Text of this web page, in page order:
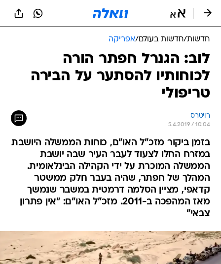
חדשות/חדשות בעולם/אפריקה
לוב: הגנרל חפתר הורה
לכוחותיו להסתער על הבירה
טריפולי
רויטרס
5.4.2019 / 10:04
בזמן ביקור מזכ"ל האו"ם, כוחות הממשלה היושבת
במזרח החלו לצעוד לעבר העיר שבה יושבת
הממשלה המוכרת על ידי הקהילה הבינלאומית.
המהלך של חפתר, שהיה בעבר חלק ממשטר
קדאפי, מציין הסלמה דרמטית במשבר שנמשך
מאז המהפכה ב-2011. מזכ"ל האו"ם: "אין פתרון
צבאי"